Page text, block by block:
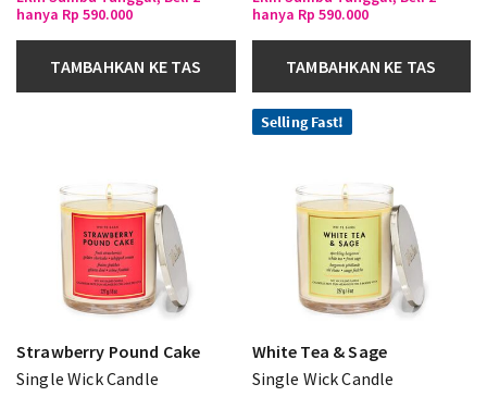
hanya Rp 590.000
TAMBAHKAN KE TAS
hanya Rp 590.000
TAMBAHKAN KE TAS
Strawberry Pound Cake
Single Wick Candle
Selling Fast!
White Tea & Sage
Single Wick Candle